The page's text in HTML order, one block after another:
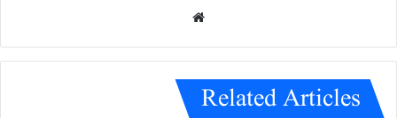
e
Related Articles